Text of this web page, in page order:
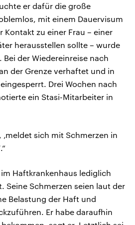
er dafür die große
mit einem Dauervisum
Kontakt zu einer Frau – einer
herausstellen sollte – wurde
der Wiedereinreise nach
der Grenze verhaftet und in
Drei Wochen nach
ein Stasi-Mitarbeiter in
‚meldet sich mit Schmerzen in
Haftkrankenhaus lediglich
Seine Schmerzen seien laut der
Belastung der Haft und
Er habe daraufhin